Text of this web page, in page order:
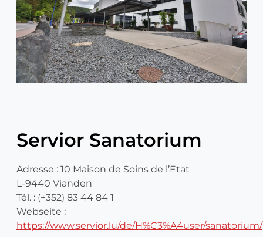
Servior Sanatorium
Adresse : 10 Maison de Soins de l’Etat
L-9440 Vianden
Tél. : (+352) 83 44 84 1
Webseite :
https://www.servior.lu/de/H%C3%A4user/sanatorium/